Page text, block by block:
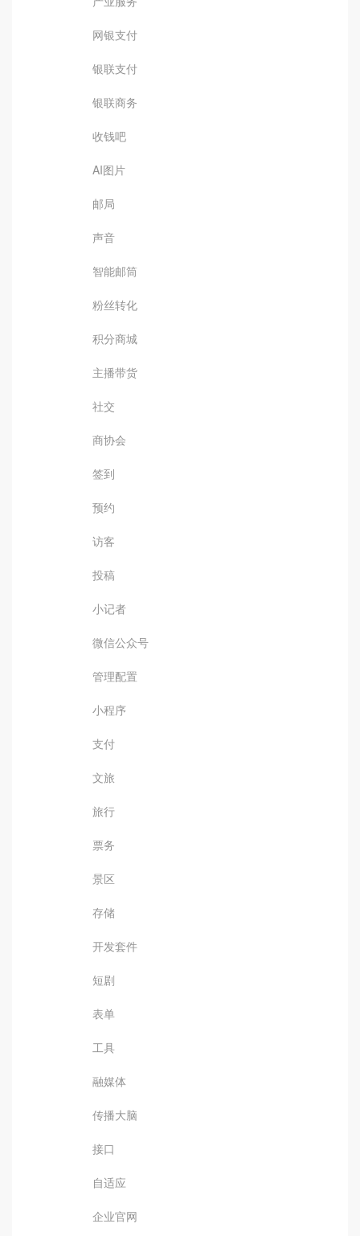
网银支付
银联支付
银联商务
收钱吧
AI图片
邮局
声音
智能邮筒
粉丝转化
积分商城
主播带货
社交
商协会
签到
预约
访客
投稿
小记者
微信公众号
管理配置
小程序
支付
文旅
旅行
票务
景区
存储
开发套件
短剧
表单
工具
融媒体
传播大脑
接口
自适应
企业官网